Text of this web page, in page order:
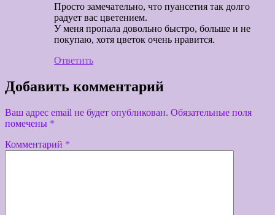
Просто замечательно, что пуансетия так долго
радует вас цветением.
У меня пропала довольно быстро, больше и не
покупаю, хотя цветок очень нравится.
Ответить
Добавить комментарий
Ваш адрес email не будет опубликован. Обязательные поля
помечены *
Комментарий *